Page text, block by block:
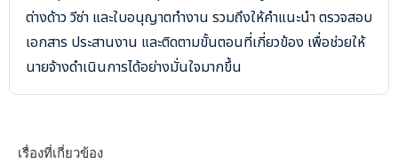
ต่างด้าว วีซ่า และใบอนุญาตทำงาน รวมถึงให้คำแนะนำ ตรวจสอบ
เอกสาร ประสานงาน และติดตามขั้นตอนที่เกี่ยวข้อง เพื่อช่วยให้
นายจ้างดำเนินการได้อย่างมั่นใจมากขึ้น
เรื่องที่เกี่ยวข้อง